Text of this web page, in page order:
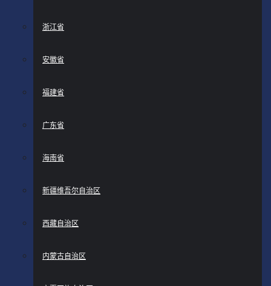
浙江省
安徽省
福建省
广东省
海南省
新疆维吾尔自治区
西藏自治区
内蒙古自治区